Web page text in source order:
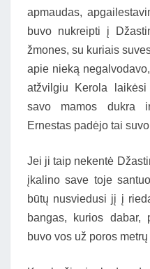
apmaudas,
buvo nukreipti į
žmones, su kuriais
apie nieką
atžvilgiu Kerola
savo mamos dukra
Ernestas padėjo tai
Jei ji taip nekentė
įkalino save toje
būtų nusviedusi jį į
bangas, kurios dabar,
buvo vos už poros